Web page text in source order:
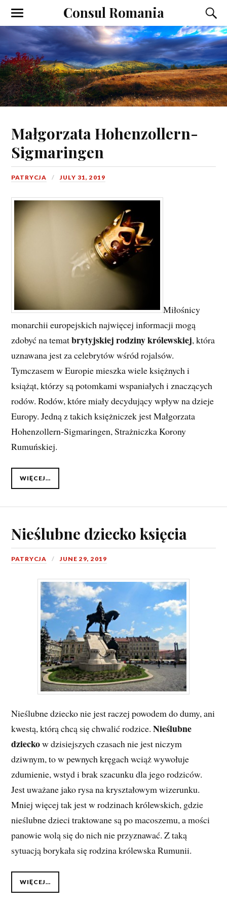
Consul Romania
Małgorzata Hohenzollern-
Sigmaringen
PATRYCJA JULY 31, 2019
Miłośnicy
monarchii europejskich najwięcej informacji mogą
zdobyć na tematbrytyjskiej rodziny królewskiej, która
uznawana jest za celebrytów wśród rojalsów.
Tymczasem w Europie mieszka wiele księżnych i
książąt, którzy są potomkami wspaniałych i znaczących
rodów. Rodów, które miały decydujący wpływ na dzieje
Europy. Jedną z takich księżniczek jest Małgorzata
Hohenzollern-Sigmaringen, Strażniczka Korony
Rumuńskiej.
WIĘCEJ…
Nieślubne dziecko księcia
PATRYCJA JUNE 29, 2019
Nieślubne dziecko nie jest raczej powodem do dumy, ani
kwestą, którą chcą się chwalić rodzice.Nieślubne
dzieckow dzisiejszych czasach nie jest niczym
dziwnym, to w pewnych kręgach wciąż wywołuje
zdumienie, wstyd i brak szacunku dla jego rodziców.
Jest uważane jako rysa na kryształowym wizerunku.
Mniej więcej tak jest w rodzinach królewskich, gdzie
nieślubne dzieci traktowane są po macoszemu, a mości
panowie wolą się do nich nie przyznawać. Z taką
sytuacją borykała się rodzina królewska Rumunii.
WIĘCEJ…